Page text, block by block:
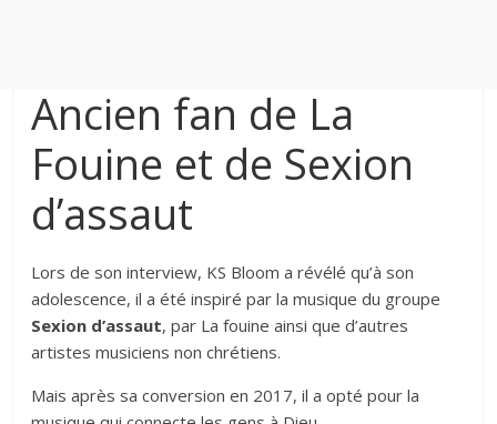
Ancien fan de La
Fouine et de Sexion
d’assaut
Lors de son interview, KS Bloom a révélé qu’à son
adolescence, il a été inspiré par la musique du groupe
Sexion d’assaut, par La fouine ainsi que d’autres
artistes musiciens non chrétiens.
Mais après sa conversion en 2017, il a opté pour la